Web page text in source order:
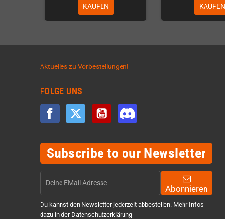
KAUFEN KAUFEN
Aktuelles zu Vorbestellungen!
FOLGE UNS
Facebook Twitter YouTube
Subscribe to our Newsletter
Abonnieren
Du kannst den Newsletter jederzeit abbestellen. Mehr Infos
dazu in der Datenschutzerklärung